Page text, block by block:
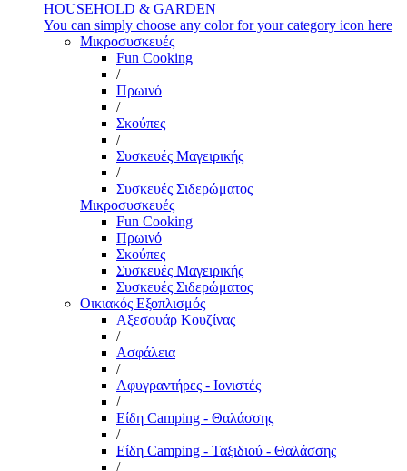
HOUSEHOLD & GARDEN
You can simply choose any color for your category icon here
Μικροσυσκευές
Fun Cooking
/
Πρωινό
/
Σκούπες
/
Συσκευές Μαγειρικής
/
Συσκευές Σιδερώματος
Μικροσυσκευές
Fun Cooking
Πρωινό
Σκούπες
Συσκευές Μαγειρικής
Συσκευές Σιδερώματος
Οικιακός Εξοπλισμός
Αξεσουάρ Κουζίνας
/
Ασφάλεια
/
Αφυγραντήρες - Ιονιστές
/
Είδη Camping - Θαλάσσης
/
Είδη Camping - Ταξιδιού - Θαλάσσης
/